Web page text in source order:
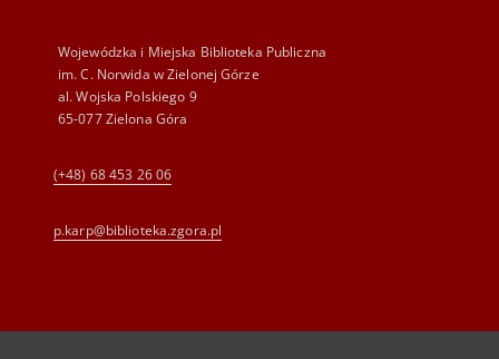
Wojewódzka i Miejska Biblioteka Publiczna
im. C. Norwida w Zielonej Górze
al. Wojska Polskiego 9
65-077 Zielona Góra
(+48) 68 453 26 06
p.karp@biblioteka.zgora.pl